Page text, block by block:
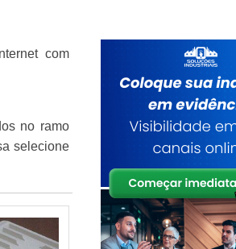
com
no ramo
selecione